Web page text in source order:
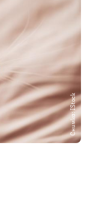
Снимка: IStock